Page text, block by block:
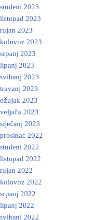
studeni 2023
listopad 2023
rujan 2023
kolovoz 2023
srpanj 2023
lipanj 2023
svibanj 2023
travanj 2023
ožujak 2023
veljača 2023
siječanj 2023
prosinac 2022
studeni 2022
listopad 2022
rujan 2022
kolovoz 2022
srpanj 2022
lipanj 2022
svibanj 2022